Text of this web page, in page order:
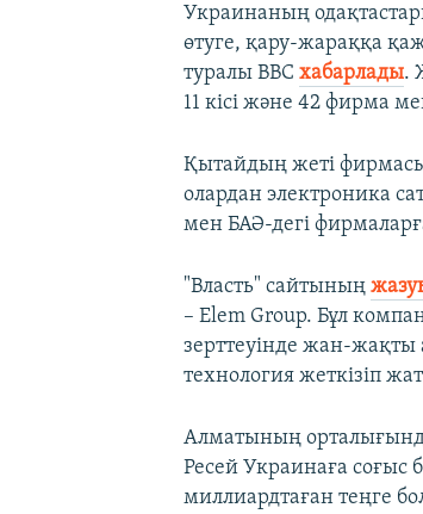
Украинаның
өтуге, қару-жараққа
туралы BBCхабарлады.
11 кісі және 42 фирма
Қытайдың жеті
олардан электроника
мен БАӘ-дегі
"Власть" сайтының
– Elem Group. Бұл
зерттеуінде жан-жақты
технология жеткізіп
Алматының
Ресей Украинаға соғыс
миллиардтаған теңге